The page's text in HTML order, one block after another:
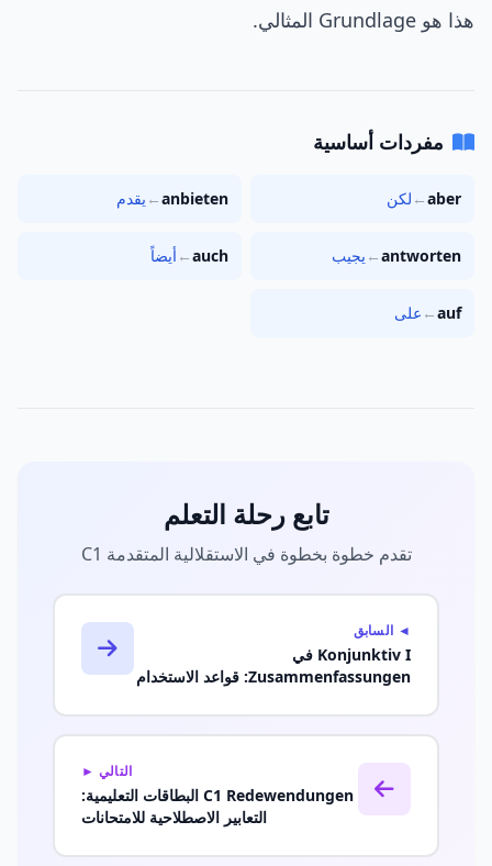
هذا هو Grundlage المثالي.
مفردات أساسية
aber
← لكن anbieten
← يقدم
antworten
← يجيب auch
← أيضاً
auf
← على
تابع رحلة التعلم
تقدم خطوة بخطوة في الاستقلالية المتقدمة C1
◄ السابق
Konjunktiv I في
Zusammenfassungen: قواعد الاستخدام
التالي ►
C1 Redewendungen البطاقات التعليمية:
التعابير الاصطلاحية للامتحانات